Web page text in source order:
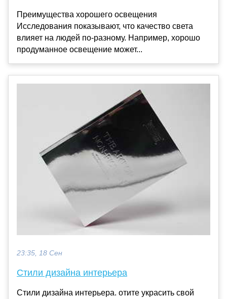
Преимущества хорошего освещения
Исследования показывают, что качество света
влияет на людей по-разному. Например, хорошо
продуманное освещение может...
23:35, 18 Сен
Стили дизайна интерьера
Стили дизайна интерьера. отите украсить свой